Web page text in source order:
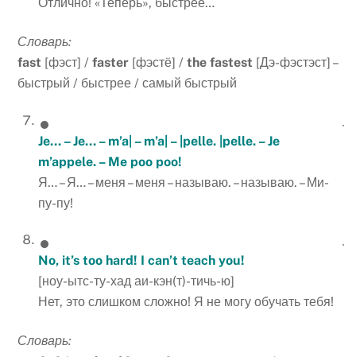
Отлично! «Теперь», быстрее…
Словарь:
fast [фэст] /faster [фэстё] /the fastest [Дэ-фэстэст] –
быстрый / быстрее / самый быстрый
Je… – Je… – m’a| – m’a| – |pelle. |pelle. – Je
m’appele. – Me poo poo!
Я… – Я… – меня – меня – называю. – называю. – Ми-
пу-пу!
No, it’s too hard! I can’t teach you!
[ноу-ытс-ту-хад аи-кэн(т)-тичь-ю]
Нет, это слишком сложно! Я не могу обучать тебя!
Словарь: